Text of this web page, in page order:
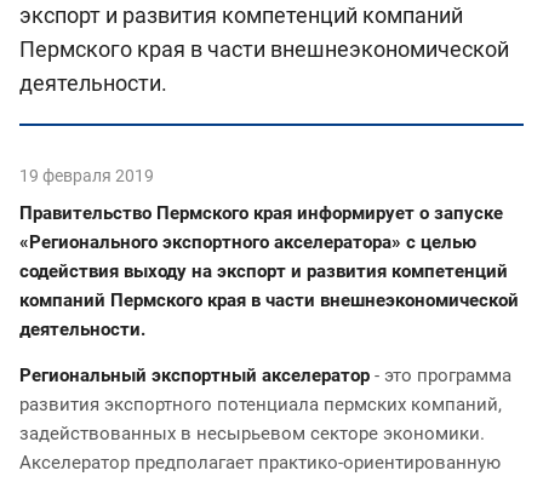
экспорт и развития компетенций компаний
Пермского края в части внешнеэкономической
деятельности.
19 февраля 2019
Правительство Пермского края информирует о запуске
«Регионального экспортного акселератора» с целью
содействия выходу на экспорт и развития компетенций
компаний Пермского края в части внешнеэкономической
деятельности.
Региональный экспортный акселератор - это программа
развития экспортного потенциала пермских компаний,
задействованных в несырьевом секторе экономики.
Акселератор предполагает практико-ориентированную